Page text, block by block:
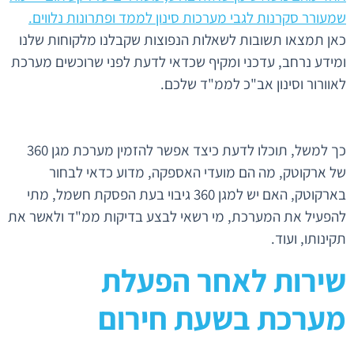
כאן תמצאו תשובות לשאלות הנפוצות שקבלנו מלקוחות שלנו
ומידע נרחב, עדכני ומקיף שכדאי לדעת לפני שרוכשים מערכת
לאוורור וסינון אב"כ לממ"ד שלכם.
כך למשל, תוכלו לדעת כיצד אפשר להזמין מערכת מגן 360
של ארקוטק, מה הם מועדי האספקה, מדוע כדאי לבחור
בארקוטק, האם יש למגן 360 גיבוי בעת הפסקת חשמל, מתי
להפעיל את המערכת, מי רשאי לבצע בדיקות ממ"ד ולאשר את
תקינותו, ועוד.
שירות לאחר הפעלת
מערכת בשעת חירום